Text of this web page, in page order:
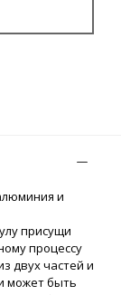
и
присущи
процессу
двух частей и
может быть